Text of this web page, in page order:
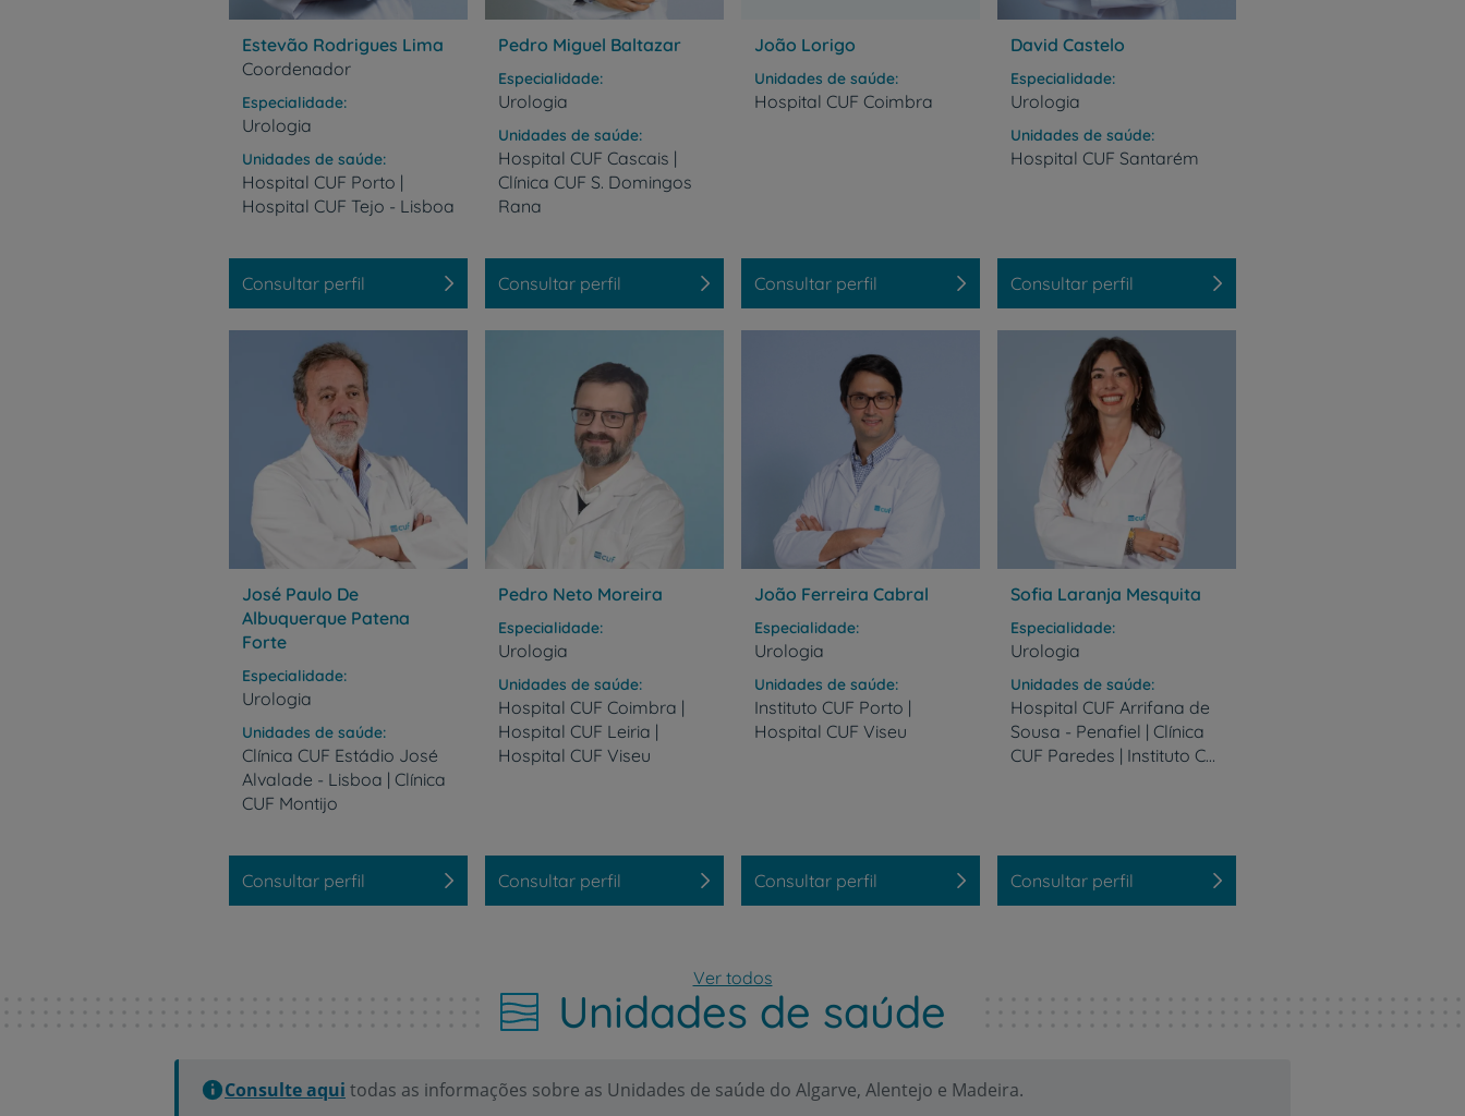
Prevenção e bem-estar
Estevão Rodrigues Lima
Coordenador
Especialidade
Urologia
Unidades de saúde
Hospital CUF Porto |
Hospital CUF Tejo - Lisboa
Consultar perfil
Pedro Miguel Baltazar
Especialidade
Urologia
Unidades de saúde
Hospital CUF Cascais |
Clínica CUF S. Domingos
Rana
Consultar perfil
João Lorigo
Unidades de saúde
Hospital CUF Coimbra
Consultar perfil
David Castelo
Especialidade
Urologia
Unidades de saúde
Hospital CUF Santarém
Consultar perfil
José Paulo De
Albuquerque Patena
Forte
Especialidade
Urologia
Unidades de saúde
Clínica CUF Estádio José
Alvalade - Lisboa | Clínica
CUF Montijo
Consultar perfil
Pedro Neto Moreira
Especialidade
Urologia
Unidades de saúde
Hospital CUF Coimbra |
Hospital CUF Leiria |
Hospital CUF Viseu
Consultar perfil
João Ferreira Cabral
Especialidade
Urologia
Unidades de saúde
Instituto CUF Porto |
Hospital CUF Viseu
Consultar perfil
Sofia Laranja Mesquita
Especialidade
Urologia
Unidades de saúde
Hospital CUF Arrifana de
Sousa - Penafiel | Clínica
CUF Paredes | Instituto CUF Porto | Clínica CUF S. João da Madeira | Hospital CUF Trindade - Porto
Consultar perfil
Ver todos
Unidades de saúde
Consulte aqui todas as informações sobre as Unidades de saúde do Algarve, Alentejo e Madeira.